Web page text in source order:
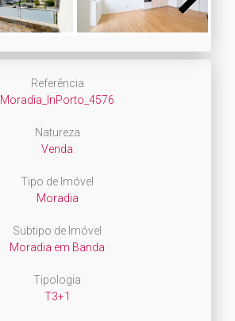
Next
Referência
Moradia_InPorto_4576
Natureza
Venda
Tipo de Imóvel
Moradia
Subtipo de Imóvel
Moradia em Banda
Tipologia
T3+1